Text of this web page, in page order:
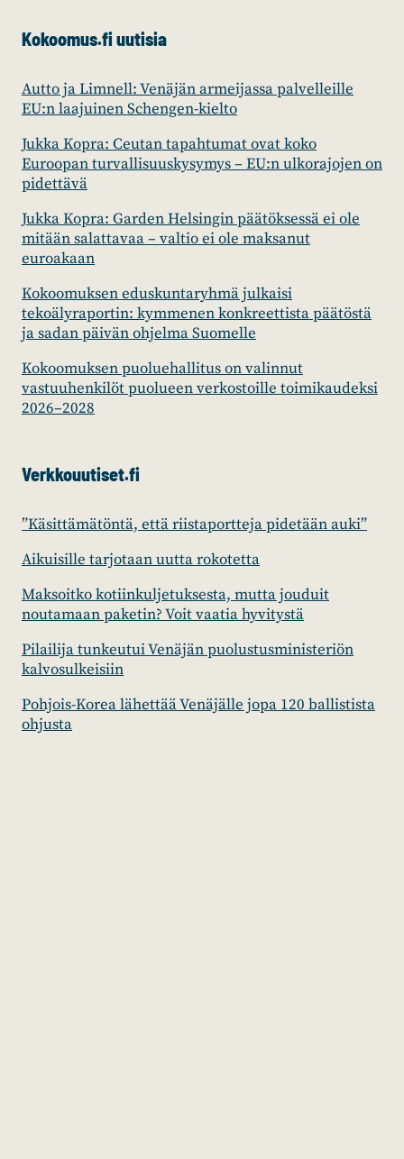
Kokoomus.fi uutisia
Autto ja Limnell: Venäjän armeijassa palvelleille
EU:n laajuinen Schengen-kielto
Jukka Kopra: Ceutan tapahtumat ovat koko
Euroopan turvallisuuskysymys – EU:n ulkorajojen on
pidettävä
Jukka Kopra: Garden Helsingin päätöksessä ei ole
mitään salattavaa – valtio ei ole maksanut
euroakaan
Kokoomuksen eduskuntaryhmä julkaisi
tekoälyraportin: kymmenen konkreettista päätöstä
ja sadan päivän ohjelma Suomelle
Kokoomuksen puoluehallitus on valinnut
vastuuhenkilöt puolueen verkostoille toimikaudeksi
2026–2028
Verkkouutiset.fi
”Käsittämätöntä, että riistaportteja pidetään auki”
Aikuisille tarjotaan uutta rokotetta
Maksoitko kotiinkuljetuksesta, mutta jouduit
noutamaan paketin? Voit vaatia hyvitystä
Pilailija tunkeutui Venäjän puolustusministeriön
kalvosulkeisiin
Pohjois-Korea lähettää Venäjälle jopa 120 ballistista
ohjusta